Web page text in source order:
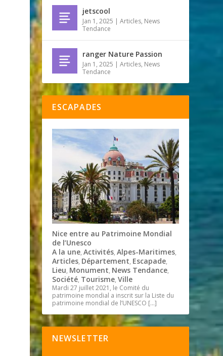
jetscool
Jan 1, 2025 |Articles, News
Tendance
ranger Nature Passion
Jan 1, 2025 |Articles, News
Tendance
ESCAPADES
Nice entre au Patrimoine Mondial
de l’Unesco
A la une,Activités,Alpes-Maritimes,
Articles, Département, Escapade,
Lieu, Monument, News Tendance,
Société, Tourisme,Ville
Mardi 27 juillet 2021, le Comité du
patrimoine mondial a inscrit sur la Liste du
patrimoine mondial de l’UNESCO […]
NEWSLETTER